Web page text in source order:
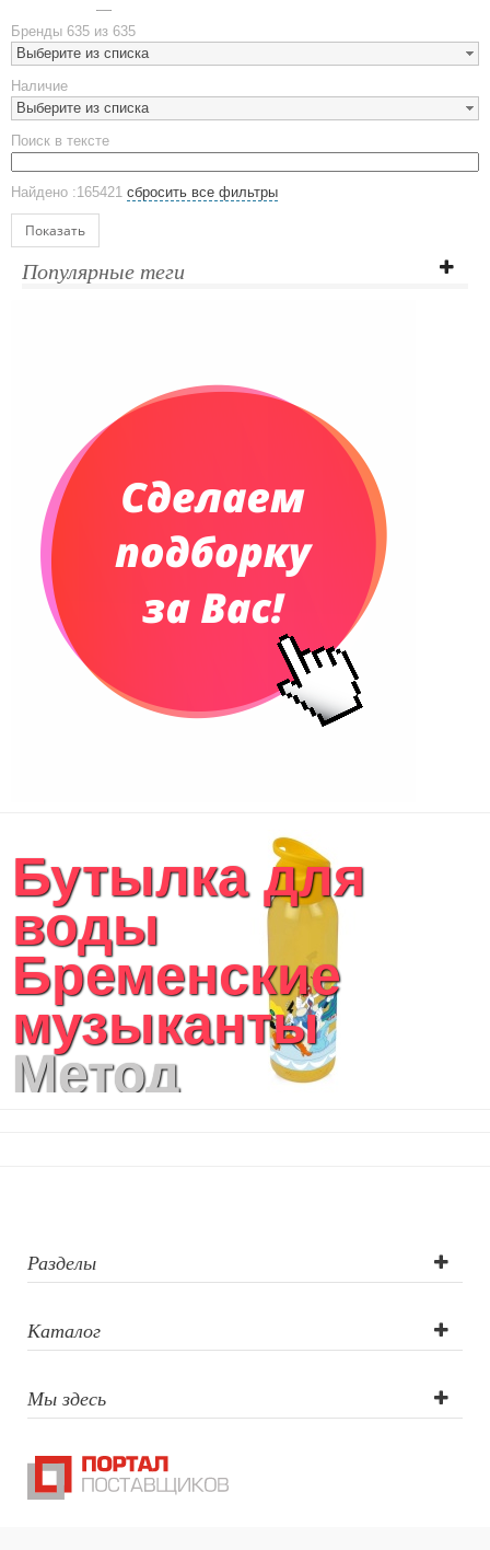
Наборы посуды
Предметы сервировки
Стаканы
Эко кружки
ЕВРОПОСУДА
Аксессуары
Ежедневники и блокноты
Датированные ежедневники
Планинги недатированные
Телефонные книжки
Сумки и Рюкзаки
Сумки для планшетов и ноутбуков
Рюкзаки
Конференц-сумки
Сумки для покупок промо
Несессеры и косметички
Сумки дорожные
Текстиль для ванной комнаты
Кухонные приспособления
Кухонный текстиль
Ножи разделочные доски
Фоторамки и фотоальбомы
Уход за обувью
Игрушки
Шкатулки
Декоративные подушки
Домашний текстиль
Антистрессы
Светоотражатели
Бренды 635 из 635
Выберите из списка
Наличие
Выберите из списка
Поиск в тексте
Найдено :165421 сбросить все фильтры
Показать
Популярные теги
Бутылка для
воды
Бременские
музыканты
Метод
Разделы
Каталог
Мы здесь